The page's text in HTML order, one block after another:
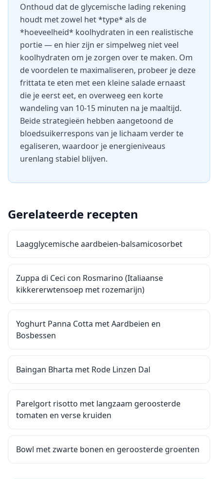
Onthoud dat de glycemische lading rekening
houdt met zowel het *type* als de
*hoeveelheid* koolhydraten in een realistische
portie — en hier zijn er simpelweg niet veel
koolhydraten om je zorgen over te maken. Om
de voordelen te maximaliseren, probeer je deze
frittata te eten met een kleine salade ernaast
die je eerst eet, en overweeg een korte
wandeling van 10-15 minuten na je maaltijd.
Beide strategieën hebben aangetoond de
bloedsuikerrespons van je lichaam verder te
egaliseren, waardoor je energieniveaus
urenlang stabiel blijven.
Gerelateerde recepten
Laagglycemische aardbeien-balsamicosorbet
Zuppa di Ceci con Rosmarino (Italiaanse
kikkererwtensoep met rozemarijn)
Yoghurt Panna Cotta met Aardbeien en
Bosbessen
Baingan Bharta met Rode Linzen Dal
Parelgort risotto met langzaam geroosterde
tomaten en verse kruiden
Bowl met zwarte bonen en geroosterde groenten